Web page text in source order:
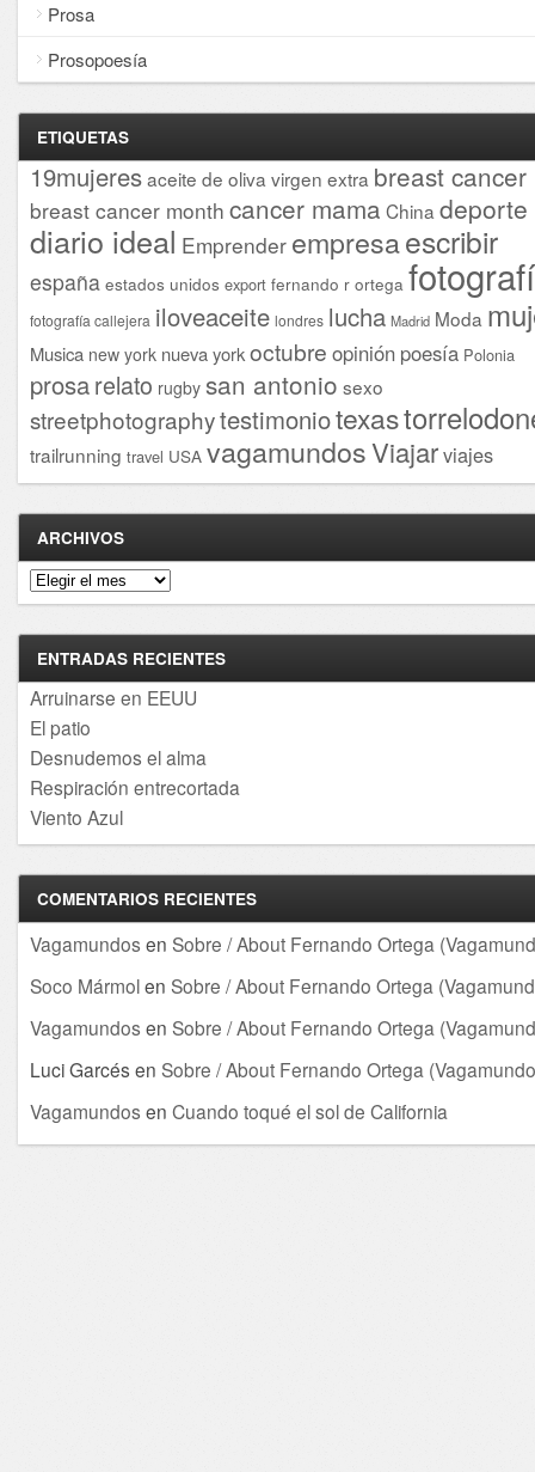
Prosa
Prosopoesía
ETIQUETAS
19mujeresaceite de oliva virgen extra breast cancer
breast cancer month cancer mama China deporte
diario ideal Emprender empresaescribir
españa estados unidos export fernando r ortega
fotografía callejera iloveaceite londres lucha Madrid Moda
Musica new york nueva yorkoctubre opinión poesía Polonia
prosarelato rugby san antonio sexo
streetphotographytestimoniotexas
trailrunning travel USA vagamundosViajarviajes
ARCHIVOS
Archivos
ENTRADAS RECIENTES
Arruinarse en EEUU
El patio
Desnudemos el alma
Respiración entrecortada
Viento Azul
COMENTARIOS RECIENTES
Vagamundos en Sobre / About Fernando Ortega
Soco Mármolen Sobre / About Fernando Ortega
Vagamundos en Sobre / About Fernando Ortega
Luci Garcés en Sobre / About Fernando Ortega
Vagamundos en Cuando toqué el sol de California